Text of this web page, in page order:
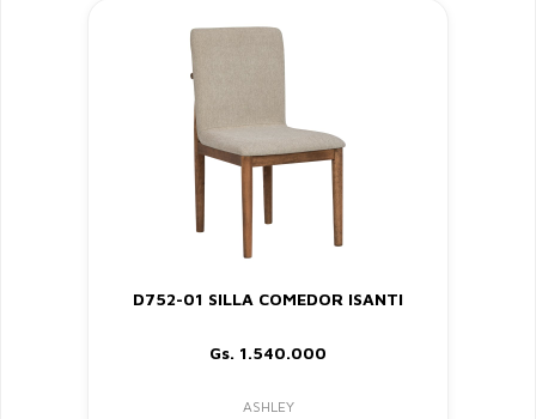
D752-01 SILLA COMEDOR ISANTI
Gs. 1.540.000
ASHLEY